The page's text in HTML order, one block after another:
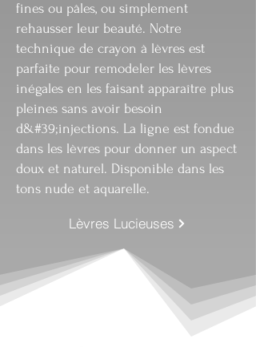
fines ou pâles, ou simplement
rehausser leur beauté. Notre
technique de crayon à lèvres est
parfaite pour remodeler les lèvres
inégales en les faisant apparaître plus
pleines sans avoir besoin
d&#39;injections. La ligne est fondue
dans les lèvres pour donner un aspect
doux et naturel. Disponible dans les
tons nude et aquarelle.
Lèvres Lucieuses